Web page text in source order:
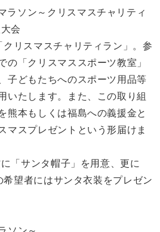
リスマスチャリティラン」。参
の「クリスマススポーツ教室」
子どもたちへのスポーツ用品等
いたします。また、この取り組
熊本もしくは福島への義援金と
マスプレゼントという形届けま
「サンタ帽子」を用意、更に
望者にはサンタ衣装をプレゼン